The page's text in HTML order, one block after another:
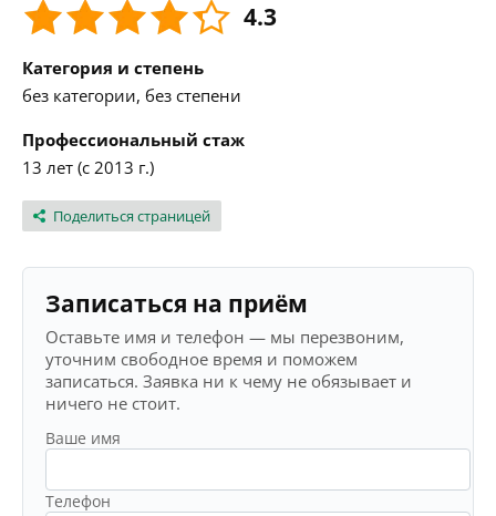
4.3
Категория и степень
без категории, без степени
Профессиональный стаж
13 лет (с 2013 г.)
Поделиться страницей
Записаться на приём
Оставьте имя и телефон — мы перезвоним,
уточним свободное время и поможем
записаться. Заявка ни к чему не обязывает и
ничего не стоит.
Ваше имя
Телефон